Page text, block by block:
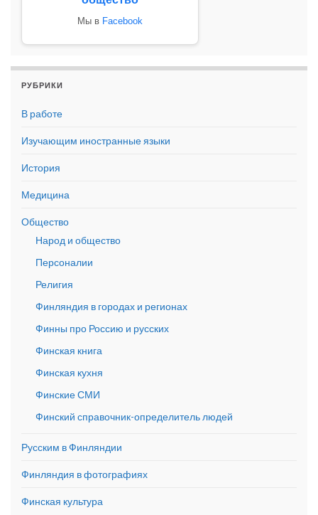
Мы в Facebook
РУБРИКИ
В работе
Изучающим иностранные языки
История
Медицина
Общество
Народ и общество
Персоналии
Религия
Финляндия в городах и регионах
Финны про Россию и русских
Финская книга
Финская кухня
Финские СМИ
Финский справочник-определитель людей
Русским в Финляндии
Финляндия в фотографиях
Финская культура